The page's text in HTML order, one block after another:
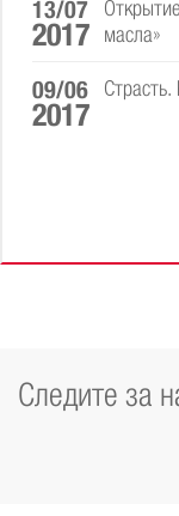
13/07
2017
масла»
09/06
2017
Следите за